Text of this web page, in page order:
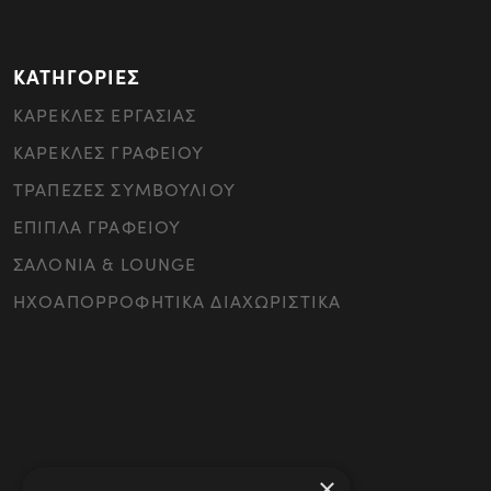
ΚΑΤΗΓΟΡΙΕΣ
ΚΑΡΕΚΛΕΣ ΕΡΓΑΣΙΑΣ
ΚΑΡΕΚΛΕΣ ΓΡΑΦΕΙΟΥ
ΤΡΑΠΕΖΕΣ ΣΥΜΒΟΥΛΙΟΥ
ΕΠΙΠΛΑ ΓΡΑΦΕΙΟΥ
ΣΑΛΟΝΙΑ & LOUNGE
ΗΧΟΑΠΟΡΡΟΦΗΤΙΚΑ ΔΙΑΧΩΡΙΣΤΙΚΑ